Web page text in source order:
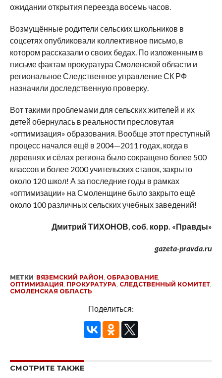
ожидании открытия переезда восемь часов.
Возмущённые родители сельских школьников в
соцсетях опубликовали коллективное письмо, в
котором рассказали о своих бедах. По изложенным в
письме фактам прокуратура Смоленской области и
региональное Следственное управление СК РФ
назначили доследственную проверку.
Вот такими проблемами для сельских жителей и их
детей обернулась в реальности пресловутая
«оптимизация» образования. Вообще этот преступный
процесс начался ещё в 2004—2011 годах, когда в
деревнях и сёлах региона было сокращено более 500
классов и более 2000 учительских ставок, закрыто
около 120 школ! А за последние годы в рамках
«оптимизации» на Смоленщине было закрыто ещё
около 100 различных сельских учебных заведений!
Дмитрий ТИХОНОВ, соб. корр. «Правды»
gazeta-pravda.ru
МЕТКИ ВЯЗЕМСКИЙ РАЙОН ОБРАЗОВАНИЕ,
ОПТИМИЗАЦИЯ ПРОКУРАТУРА СЛЕДСТВЕННЫЙ КОМИТЕТ,
СМОЛЕНСКАЯ ОБЛАСТЬ
Поделиться:
СМОТРИТЕ ТАКЖЕ